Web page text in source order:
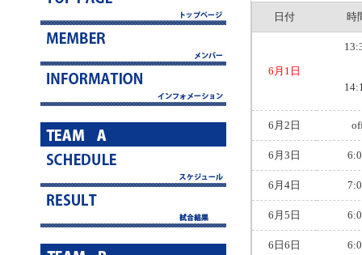
日付 時
6月1日
6月2日
6月3日
6月4日
6月5日
6日6日